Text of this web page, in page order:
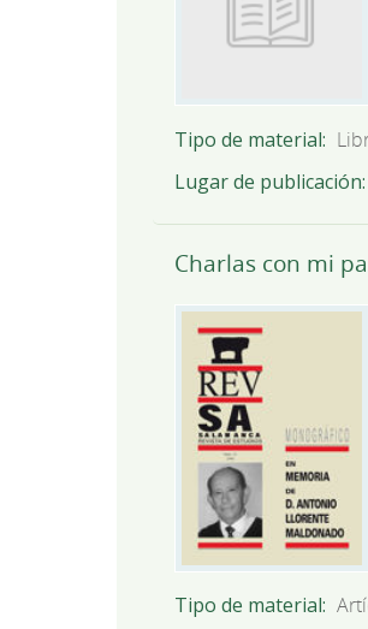
Tipo de material
Lugar de publicación
Charlas con mi
Tipo de material